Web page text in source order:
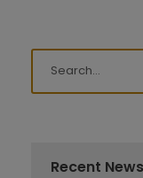
Recent News